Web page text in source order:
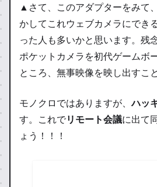
▲さて、このアダプターをみて
かしてこれウェブカメラにでき
った人も多いかと思います。 残
ポケットカメラを初代ゲームボ
ところ、無事映像を映し出すこ
モノクロではありますが、ハッ
す。これでリモート会議に出て
ょう！！！